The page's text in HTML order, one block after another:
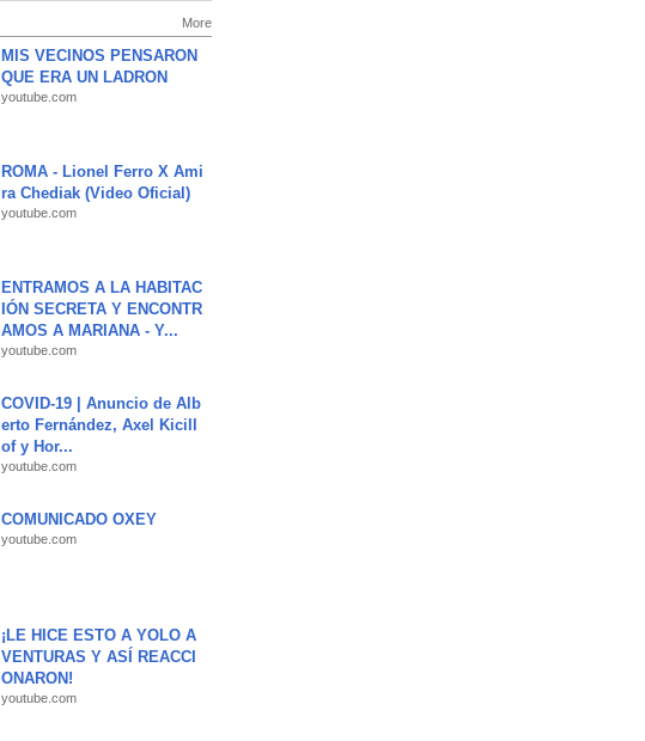
More
MIS VECINOS PENSARON
QUE ERA UN LADRON
youtube.com
ROMA - Lionel Ferro X Ami
ra Chediak (Video Oficial)
youtube.com
ENTRAMOS A LA HABITAC
IÓN SECRETA Y ENCONTR
AMOS A MARIANA - Y...
youtube.com
COVID-19 | Anuncio de Alb
erto Fernández, Axel Kicill
of y Hor...
youtube.com
COMUNICADO OXEY
youtube.com
¡LE HICE ESTO A YOLO A
VENTURAS Y ASÍ REACCI
ONARON!
youtube.com